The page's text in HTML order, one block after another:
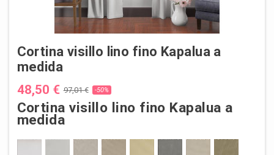
Cortina visillo lino fino Kapalua a
medida
48,50 € 97,01 € -50%
Cortina visillo lino fino Kapalua a
medida